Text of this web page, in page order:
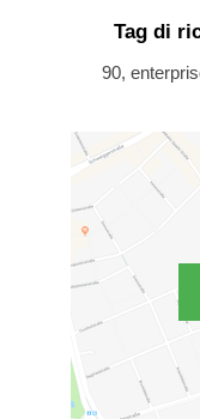
Tag di
90,